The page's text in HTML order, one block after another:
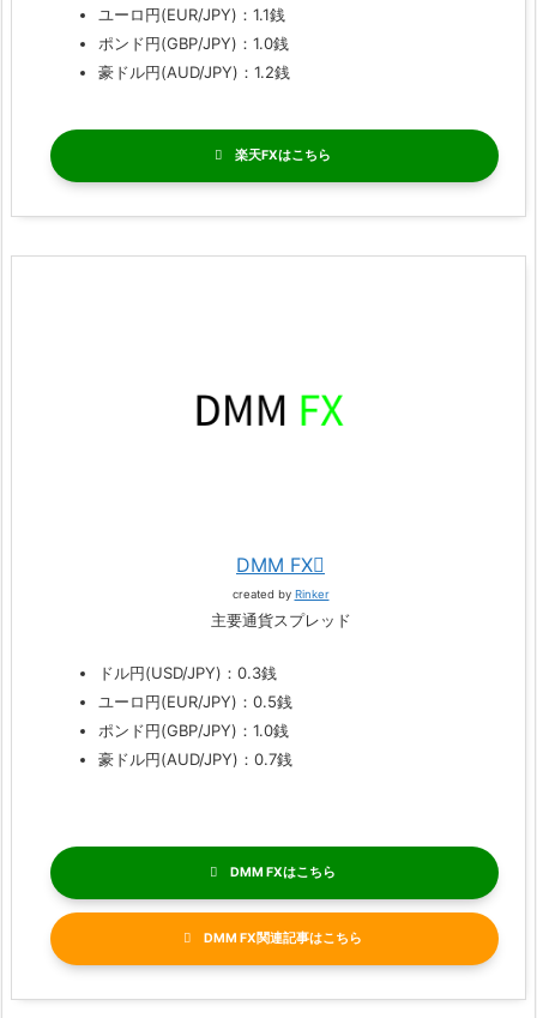
ユーロ円(EUR/JPY)：1.1銭
ポンド円(GBP/JPY)：1.0銭
豪ドル円(AUD/JPY)：1.2銭
楽天FX
DMM FX
created by Rinker
主要通貨スプレッド
ドル円(USD/JPY)：0.3銭
ユーロ円(EUR/JPY)：0.5銭
ポンド円(GBP/JPY)：1.0銭
豪ドル円(AUD/JPY)：0.7銭
DMM FX
DMM FX関連記事